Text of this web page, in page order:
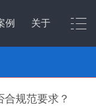
例 关于
规范要求？